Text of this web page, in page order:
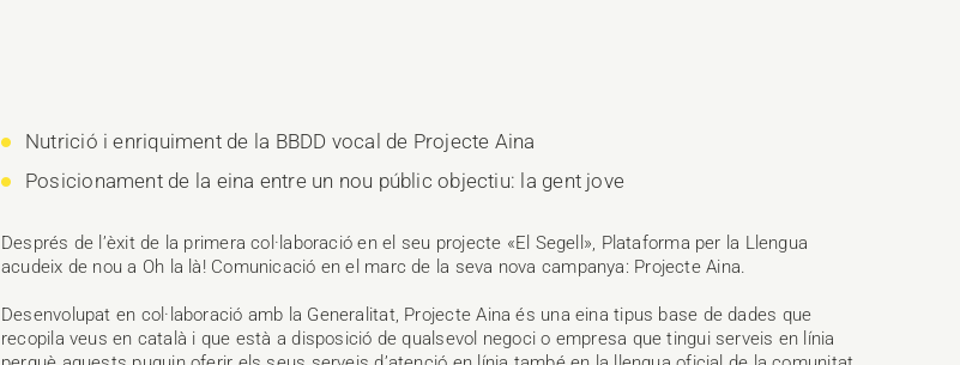
Nutrició i enriquiment de la BBDD vocal de Projecte Aina
Posicionament de la eina entre un nou públic objectiu: la gent jove
Després de l’èxit de la primera col·laboració en el seu projecte «El Segell», Plataforma per la Llengua
acudeix de nou a Oh la là! Comunicació en el marc de la seva nova campanya: Projecte Aina.
Desenvolupat en col·laboració amb la Generalitat, Projecte Aina és una eina tipus base de dades que
recopila veus en català i que està a disposició de qualsevol negoci o empresa que tingui serveis en línia